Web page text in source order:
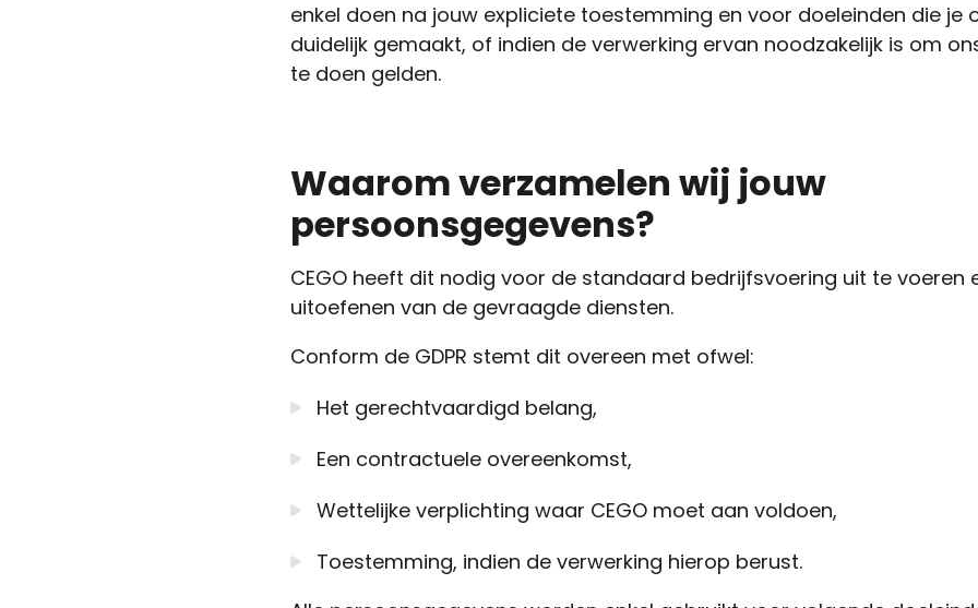
enkel doen na jouw expliciete toestemming en voor doeleinden die je
duidelijk gemaakt, of indien de verwerking ervan noodzakelijk is om
te doen gelden.
Waarom verzamelen wij jouw
persoonsgegevens?
CEGO heeft dit nodig voor de standaard bedrijfsvoering uit te voeren
uitoefenen van de gevraagde diensten.
Conform de GDPR stemt dit overeen met ofwel:
Het gerechtvaardigd belang,
Een contractuele overeenkomst,
Wettelijke verplichting waar CEGO moet aan voldoen,
Toestemming, indien de verwerking hierop berust.